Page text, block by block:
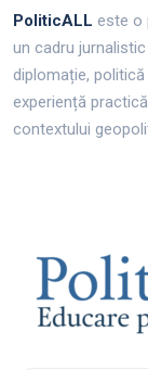
PoliticALL este o
un cadru
diplomație,
experiență
contextului